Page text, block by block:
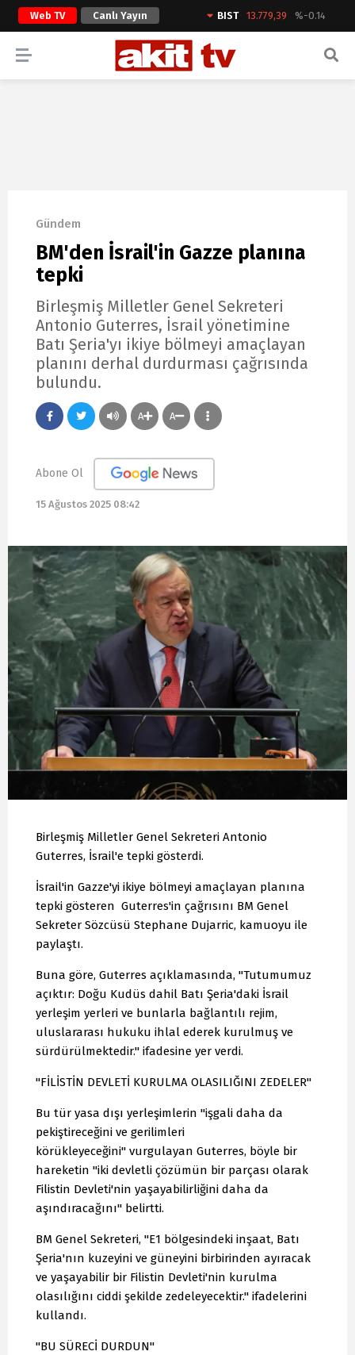
Web TV Canlı Yayın BIST 13.779,39 %-0.14
ARAMA YAP
Gündem
BM'den İsrail'in Gazze planına
tepki
Birleşmiş Milletler Genel Sekreteri
Antonio Guterres, İsrail yönetimine
Batı Şeria'yı ikiye bölmeyi amaçlayan
planını derhal durdurması çağrısında
bulundu.
A A
Abone Ol
15 Ağustos 2025 08:42
Birleşmiş Milletler Genel Sekreteri Antonio
Guterres, İsrail'e tepki gösterdi.
İsrail'in Gazze'yi ikiye bölmeyi amaçlayan planına
tepki gösteren Guterres'in çağrısını BM Genel
Sekreter Sözcüsü Stephane Dujarric, kamuoyu ile
paylaştı.
Buna göre, Guterres açıklamasında, "Tutumumuz
açıktır: Doğu Kudüs dahil Batı Şeria'daki İsrail
yerleşim yerleri ve bunlarla bağlantılı rejim,
uluslararası hukuku ihlal ederek kurulmuş ve
sürdürülmektedir." ifadesine yer verdi.
"FİLİSTİN DEVLETİ KURULMA OLASILIĞINI ZEDELER"
Bu tür yasa dışı yerleşimlerin "işgali daha da
pekiştireceğini ve gerilimleri
körükleyeceğini" vurgulayan Guterres, böyle bir
hareketin "iki devletli çözümün bir parçası olarak
Filistin Devleti'nin yaşayabilirliğini daha da
aşındıracağını" belirtti.
BM Genel Sekreteri, "E1 bölgesindeki inşaat, Batı
Şeria'nın kuzeyini ve güneyini birbirinden ayıracak
ve yaşayabilir bir Filistin Devleti'nin kurulma
olasılığını ciddi şekilde zedeleyecektir." ifadelerini
kullandı.
"BU SÜRECİ DURDUN"